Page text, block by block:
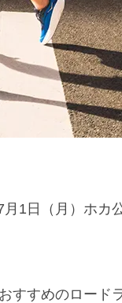
1日（月）ホカ
すすめのロード